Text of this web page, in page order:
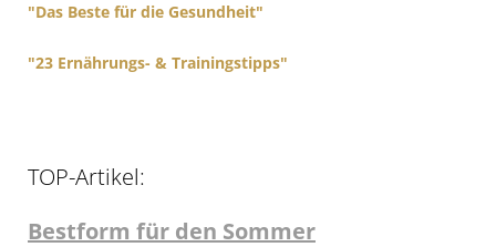
"Das Beste für die Gesundheit"
"23 Ernährungs- & Trainingstipps"
TOP-Artikel:
Bestform für den Sommer